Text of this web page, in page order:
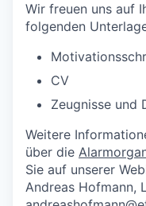
Wir freuen uns auf
folgenden
CV
Zeugnisse und
Weitere
über die
Sie auf unserer
Andreas Hofmann,